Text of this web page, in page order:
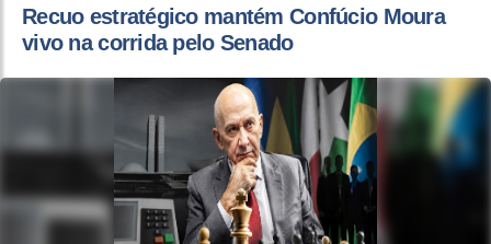
Recuo estratégico mantém Confúcio Moura
vivo na corrida pelo Senado